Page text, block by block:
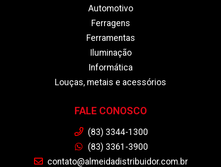
Automotivo
Ferragens
Ferramentas
Iluminação
Informática
Louças, metais e acessórios
FALE CONOSCO
(83) 3344-1300
(83) 3361-3900
contato@almeidadistribuidor.com.br